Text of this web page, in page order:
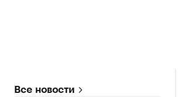
Все новости